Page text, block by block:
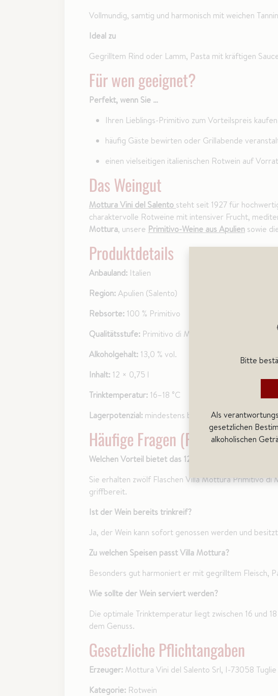
Bitte
Als
gesetzlichen
alkoholischen
Vollmundig, samtig und harmonisch mit weichen
Ideal zu
Gegrilltem Rind oder Lamm, Pasta mit kräftigen
Für wen geeignet?
Perfekt, wenn Sie …
Ihren Lieblings-Primitivo zum Vorteilspreis
häufig Gäste bewirten oder Grillabende
einen vielseitigen italienischen Rotwein auf
Das Weingut
Mottura Vini del Salento steht seit 1927 für
charaktervolle Rotweine mit intensiver Frucht,
Mottura, unsere Primitivo-Weine aus Apulien sowie
Produktdetails
Anbauland: Italien
Region:Apulien (Salento)
Rebsorte: 100 % Primitivo
Qualitätsstufe: Primitivo di Manduria DOC
Alkoholgehalt: 13,0 % vol.
Inhalt: 12 × 0,75 l
Trinktemperatur: 16–18 °C
Lagerpotenzial: mindestens bis 2028
Häufige Fragen (FAQ)
Welchen Vorteil bietet das 12er Sparpaket?
Sie erhalten zwölf Flaschen Villa Mottura Primitivo
griffbereit.
Ist der Wein bereits trinkreif?
Ja, der Wein kann sofort genossen werden und
Zu welchen Speisen passt Villa Mottura?
Besonders gut harmoniert er mit gegrilltem Fleisch,
Wie sollte der Wein serviert werden?
Die optimale Trinktemperatur liegt zwischen 16 und
dem Genuss.
Gesetzliche Pflichtangaben
Erzeuger: Mottura Vini del Salento Srl, I-73058
Kategorie: Rotwein